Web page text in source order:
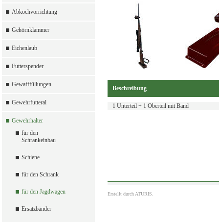
Abkochvorrichtung
Gehörnklammer
Eichenlaub
Futterspender
Gewafffüllungen
Gewehrfutteral
Gewehrhalter
für den
Schrankeinbau
Schiene
für den Schrank
für den Jagdwagen
Ersatzbänder
Beschreibung
1 Unterteil + 1 Oberteil mit Band
Erstellt durch ATURIS.